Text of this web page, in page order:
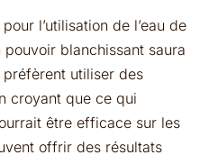
l’utilisation de l’eau de
blanchissant saura
préfèrent utiliser des
croyant que ce qui
être efficace sur les
offrir des résultats